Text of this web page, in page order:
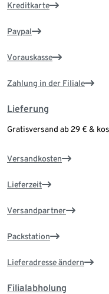
Kreditkarte
Paypal
Vorauskasse
Zahlung in der Filiale
Lieferung
Gratisversand ab 29 € &
Versandkosten
Lieferzeit
Versandpartner
Packstation
Lieferadresse ändern
Filialabholung